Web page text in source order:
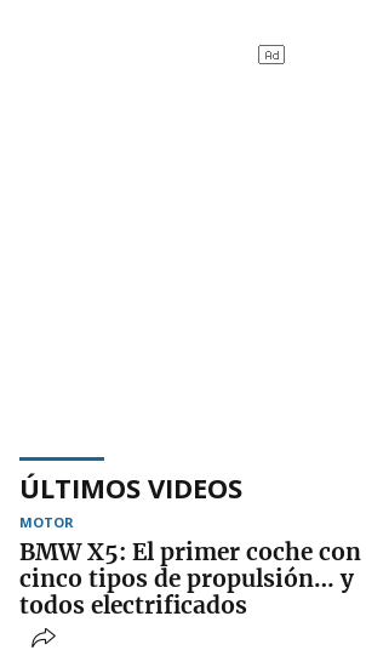
ÚLTIMOS VIDEOS
MOTOR
BMW X5: El primer coche con
cinco tipos de propulsión… y
todos electrificados